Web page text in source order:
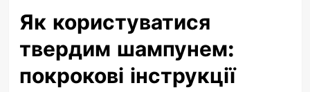
Як користуватися
твердим шампунем:
покрокові інструкції